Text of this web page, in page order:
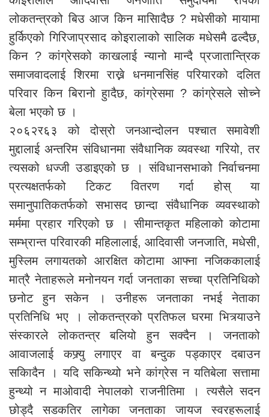
लोकतन्त्रको बिउ आज किन मासिादैछ ? मधेसीको मायामा
हुर्किएको गिरिजाप्रसाद कोइरालाको सालिक मधेसमै ढल्दैछ,
किन ? कांग्रेसको काखलाई न्यानो मान्दै प्रजातान्त्रिक
समाजवादलाई शिरमा राख्ने धनमानसिंह परियारको दलित
परिवार किन बिरानो हुादैछ, कांग्रेसमा ? कांग्रेसले सोच्ने
बेला भएको छ ।
२०६२र६३ को दोस्रो जनआन्दोलन पश्चात समावेशी
मुद्दालाई अन्तरिम संविधानमा संवैधानिक व्यवस्था गरियो, तर
त्यसको धज्जी उडाइएको छ । संविधानसभाको निर्वाचनमा
प्रत्यक्षतर्फको टिकट वितरण गर्दा होस् या
समानुपातिकतर्फको सभासद छान्दा संवैधानिक व्यवस्थाको
मर्ममा प्रहार गरिएको छ । सीमान्तकृत महिलाको कोटामा
सम्भ्रान्त परिवारकी महिलालाई, आदिवासी जनजाति, मधेसी,
मुस्लिम लगायतको आरक्षित कोटामा आफ्ना नजिककालाई
मात्रै नेताहरूले मनोनयन गर्दा जनताका सच्चा प्रतिनिधिको
छनोट हुन सकेन । उनीहरू जनताका नभई नेताका
प्रतिनिधि भए । लोकतन्त्रको प्रतिफल घरमा भित्र्याउने
संस्कारले लोकतन्त्र बलियो हुन सक्दैन । जनताको
आवाजलाई कफ्र्यु लगाएर वा बन्दुक पड्काएर दबाउन
सकिादैन । यदि सकिन्थ्यो भने कांग्रेस न यतिबेला सत्तामा
हुन्थ्यो न माओवादी नेपालको राजनीतिमा । त्यसैले सदन
छोड्दै सडकतिर लागेका जनताका जायज स्वरहरूलाई